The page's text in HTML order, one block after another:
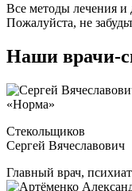
Все методы лечения и
Пожалуйста, не
Наши врачи-
Стекольщиков
Сергей Вячеславович
Главный врач,